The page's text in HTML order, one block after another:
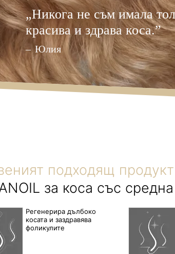
„Никога не съм имала
красива и здрава коса.”
Юлия
подходящ
за коса със
Регенерира дълбоко
косата и заздравява
фоликулите